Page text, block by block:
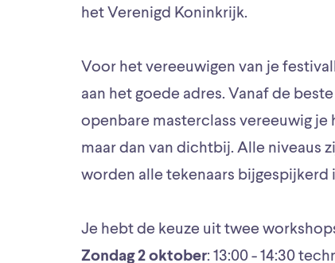
het Verenigd Koninkrijk.
Voor het vereeuwigen van je
aan het goede adres. Vanaf de
openbare masterclass vereeuwig
maar dan van dichtbij. Alle niveaus
worden alle tekenaars bijgespijkerd
Je hebt de keuze uit twee
Zondag 2 oktober: 13:00 - 14:30